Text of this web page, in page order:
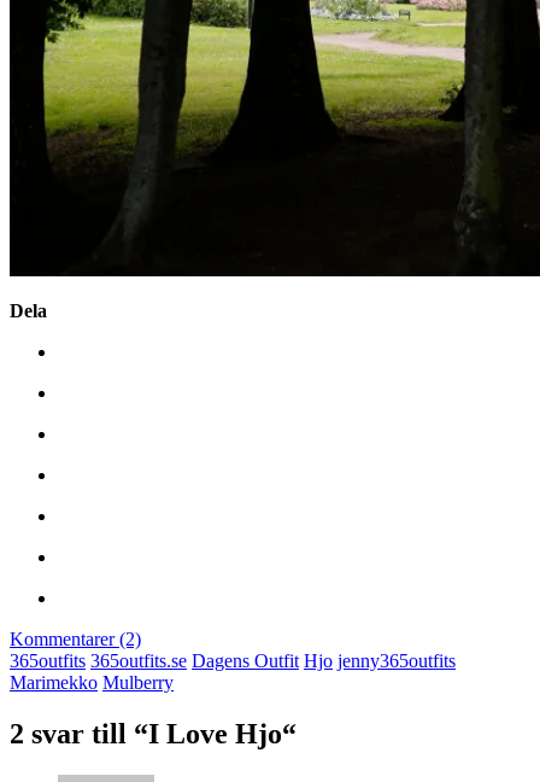
Dela
Kommentarer (2)
365outfits 365outfits.se Dagens Outfit Hjo jenny365outfits
Marimekko Mulberry
2 svar till “I Love Hjo“